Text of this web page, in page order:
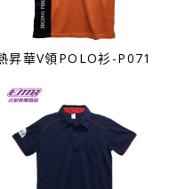
昇華V領POLO衫-P071